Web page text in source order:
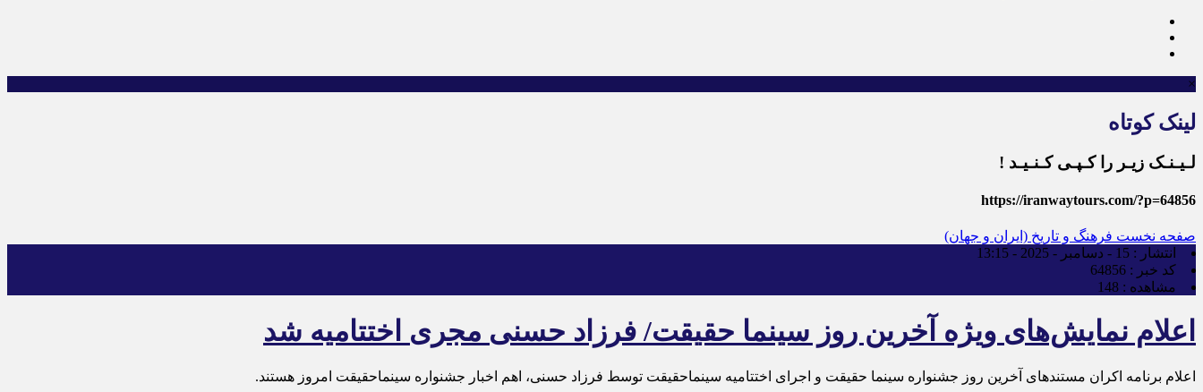
×
لینک کوتاه
لـیـنـک زیـر را کـپـی کـنـیـد !
https://iranwaytours.com/?p=64856
صفحه نخست فرهنگ و تاریخ (ایران و جهان)
انتشار : 15 - دسامبر - 2025 - 13:15
کد خبر : 64856
مشاهده : 148
اعلام نمایش‌های ویژه آخرین روز سینما حقیقت/ فرزاد حسنی مجری اختتامیه شد
اعلام برنامه اکران مستندهای آخرین روز جشنواره سینما حقیقت و اجرای اختتامیه سینماحقیقت توسط فرزاد حسنی، اهم اخبار جشنواره سینماحقیقت امروز هستند.